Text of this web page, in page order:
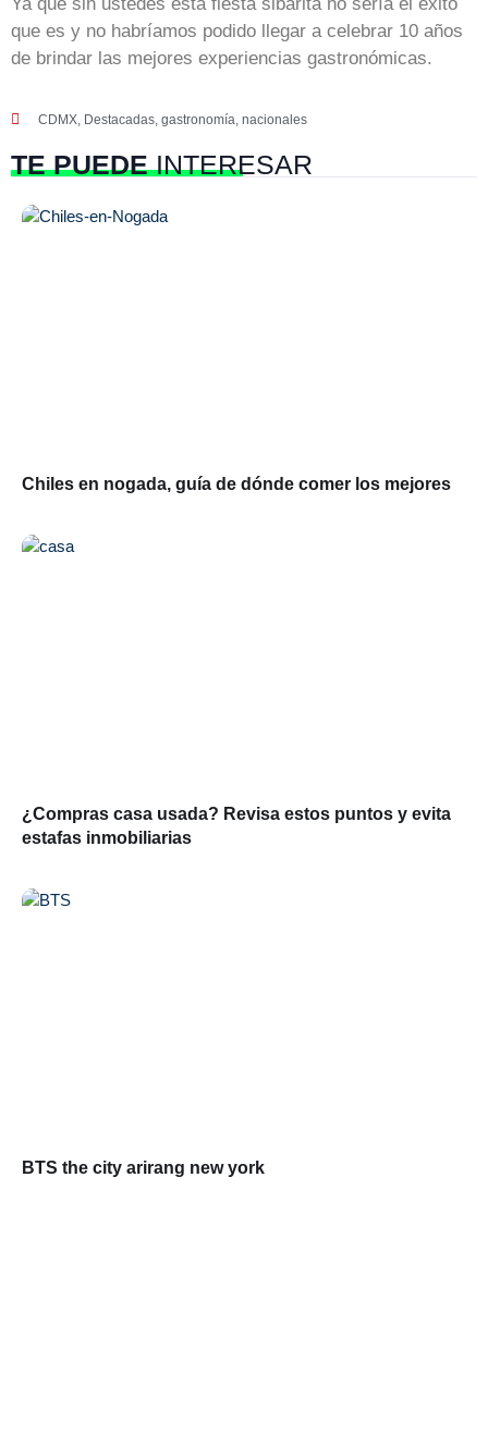
que es y no habríamos podido llegar a celebrar 10 años
de brindar las mejores experiencias gastronómicas.
CDMX Destacadas gastronomía nacionales
TE PUEDEINTERESAR
Chiles en nogada, guía de dónde comer los mejores
¿Compras casa usada? Revisa estos puntos y evita
estafas inmobiliarias
BTS the city arirang new york